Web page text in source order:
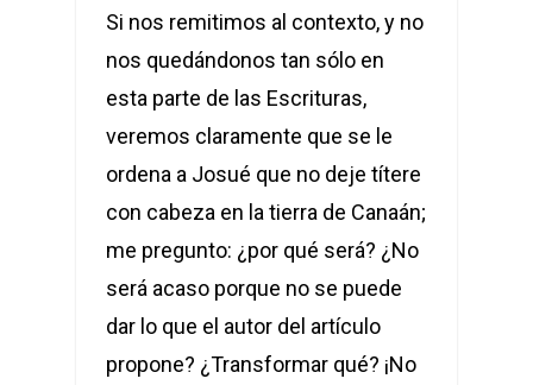
Si nos remitimos al contexto, y no
nos quedándonos tan sólo en
esta parte de las Escrituras,
veremos claramente que se le
ordena a Josué que no deje títere
con cabeza en la tierra de Canaán;
me pregunto: ¿por qué será? ¿No
será acaso porque no se puede
dar lo que el autor del artículo
propone? ¿Transformar qué? ¡No